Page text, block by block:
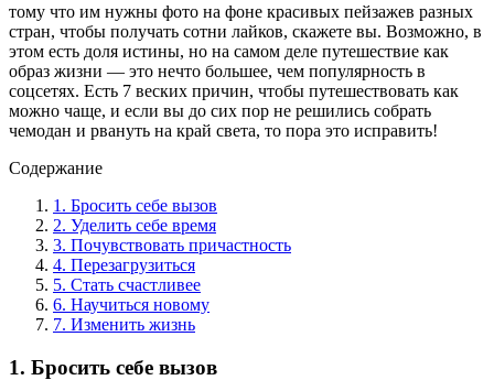
тому что им нужны фото на фоне красивых пейзажев разных
стран, чтобы получать сотни лайков, скажете вы. Возможно, в
этом есть доля истины, но на самом деле путешествие как
образ жизни — это нечто большее, чем популярность в
соцсетях. Есть 7 веских причин, чтобы путешествовать как
можно чаще, и если вы до сих пор не решились собрать
чемодан и рвануть на край света, то пора это исправить!
Содержание
1. Бросить себе вызов
2. Уделить себе время
3. Почувствовать причастность
4. Перезагрузиться
5. Стать счастливее
6. Научиться новому
7. Изменить жизнь
1. Бросить себе вызов